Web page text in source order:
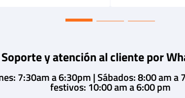
Soporte y atención al cliente por
7:30am a 6:30pm | Sábados: 8:00 am a
festivos: 10:00 am a 6:00 pm